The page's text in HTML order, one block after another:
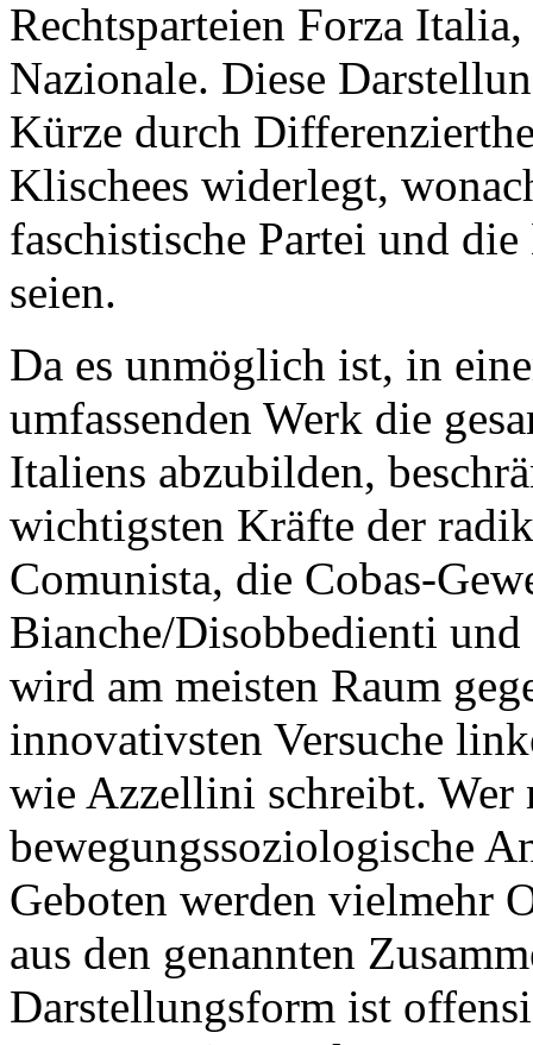
Rechtsparteien Forza
Nazionale. Diese
Kürze durch
Klischees widerlegt,
faschistische Partei und
seien.
Da es unmöglich ist, in
umfassenden Werk die
Italiens abzubilden,
wichtigsten Kräfte der
Comunista, die Cobas-
Bianche/Disobbedienti
wird am meisten Raum
innovativsten Versuche
wie Azzellini schreibt. Wer
bewegungssoziologische
Geboten werden vielmehr
aus den genannten
Darstellungsform ist